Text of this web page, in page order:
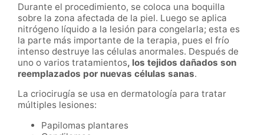
Durante el procedimiento, se coloca una boquilla
sobre la zona afectada de la piel. Luego se aplica
nitrógeno líquido a la lesión para congelarla; esta es
la parte más importante de la terapia, pues el frío
intenso destruye las células anormales. Después de
uno o varios tratamientos, los tejidos dañados son
reemplazados por nuevas células sanas.
La criocirugía se usa en dermatología para tratar
múltiples lesiones:
Papilomas plantares